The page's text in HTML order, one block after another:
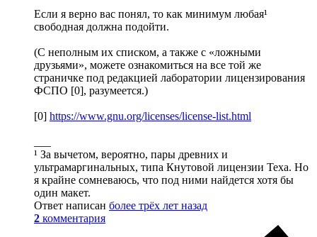
Если я верно вас понял, то как минимум любая¹
свободная должна подойти.
(С неполным их списком, а также с «ложными
друзьями», можете ознакомиться на все той же
страничке под редакцией лаборатории лицензирования
ФСПО [0], разумеется.)
[0] https://www.gnu.org/licenses/license-list.html
¹ За вычетом, вероятно, пары древних и
ультрамаргинальных, типа Кнутовой лицензии Теха. Но
я крайне сомневаюсь, что под ними найдется хотя бы
один макет.
Ответ написан более трёх лет назад
2 комментария